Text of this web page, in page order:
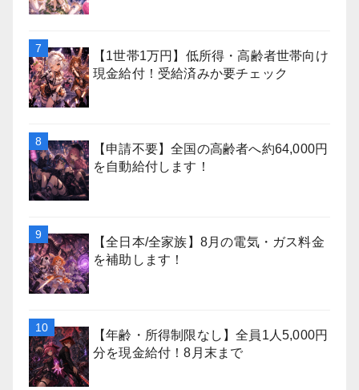
【1世帯1万円】低所得・高齢者世帯向け
現金給付！受給済みか要チェック
【申請不要】全国の高齢者へ約64,000円
を自動給付します！
【全日本/全家族】8月の電気・ガス料金
を補助します！
【年齢・所得制限なし】全員1人5,000円
分を現金給付！8月末まで